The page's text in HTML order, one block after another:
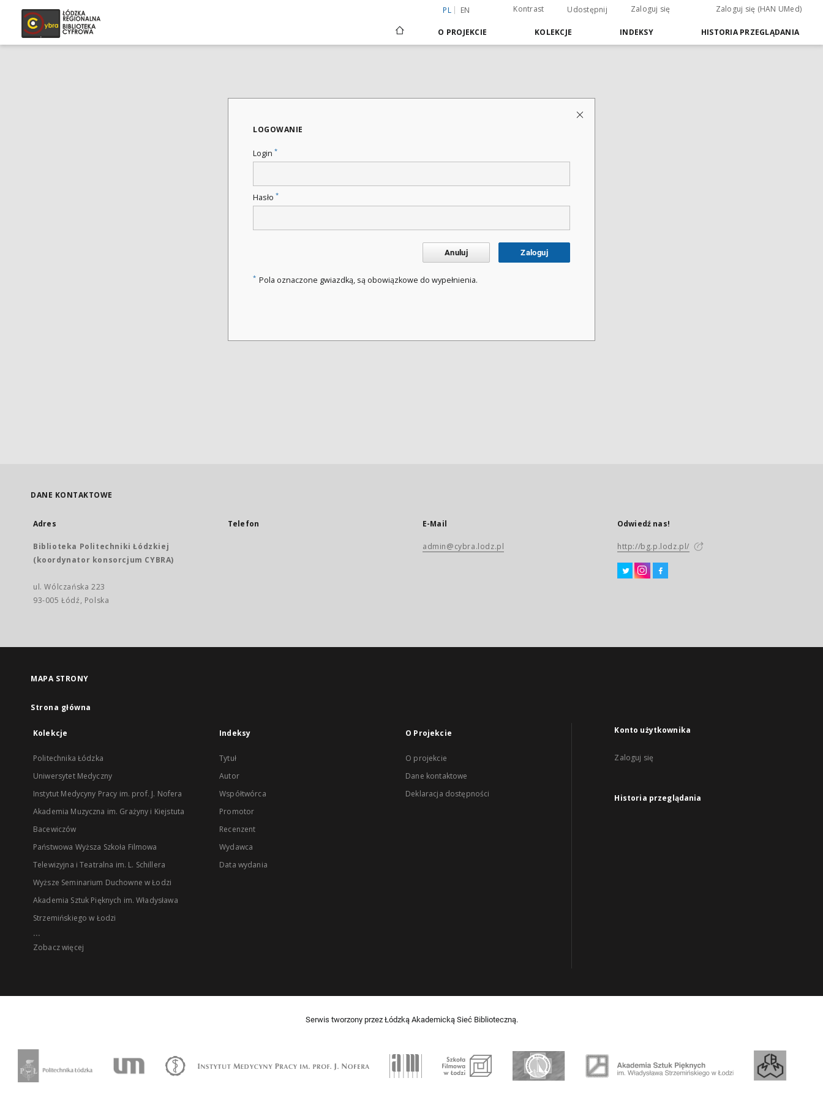
PL EN Kontrast Udostępnij Zaloguj się Zaloguj się (HAN UMed)
O PROJEKCIE KOLEKCJE INDEKSY HISTORIA PRZEGLĄDANIA
LOGOWANIE
Login *
Hasło *
Anuluj Zaloguj
* Pola oznaczone gwiazdką, są obowiązkowe do wypełnienia.
DANE KONTAKTOWE
Adres
Biblioteka Politechniki Łódzkiej
(koordynator konsorcjum CYBRA)
ul. Wólczańska 223
93-005 Łódź, Polska
Telefon E-Mail
admin@cybra.lodz.pl
Odwiedź nas!
http://bg.p.lodz.pl/
MAPA STRONY
Strona główna
Kolekcje
Politechnika Łódzka
Uniwersytet Medyczny
Instytut Medycyny Pracy im. prof. J. Nofera
Akademia Muzyczna im. Grażyny i Kiejstuta
Bacewiczów
Państwowa Wyższa Szkoła Filmowa
Telewizyjna i Teatralna im. L. Schillera
Wyższe Seminarium Duchowne w Łodzi
Akademia Sztuk Pięknych im. Władysława
Strzemińskiego w Łodzi
...
Zobacz więcej
Indeksy
Tytuł
Autor
Współtwórca
Promotor
Recenzent
Wydawca
Data wydania
O Projekcie
O projekcie
Dane kontaktowe
Deklaracja dostępności
Konto użytkownika
Zaloguj się
Historia przeglądania
Serwis tworzony przez Łódzką Akademicką Sieć Biblioteczną.